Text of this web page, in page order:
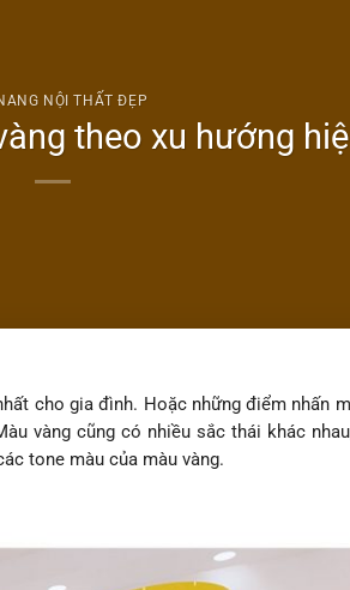
NỘI THẤT ĐẸP
theo xu hướng
cho gia đình. Hoặc những điểm nhấn
vàng cũng có nhiều sắc thái khác
tone màu của màu vàng.